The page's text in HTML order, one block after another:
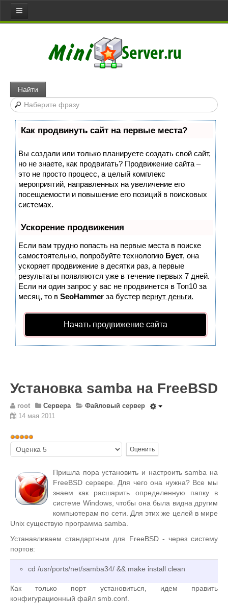
Найти
Как продвинуть сайт на первые места?
Вы создали или только планируете создать свой сайт,
но не знаете, как продвигать? Продвижение сайта –
это не просто процесс, а целый комплекс
мероприятий, направленных на увеличение его
посещаемости и повышение его позиций в поисковых
системах.
Ускорение продвижения
Если вам трудно попасть на первые места в поиске
самостоятельно, попробуйте технологию Буст, она
ускоряет продвижение в десятки раз, а первые
результаты появляются уже в течение первых 7 дней.
Если ни один запрос у вас не продвинется в Топ10 за
месяц, то в SeoHammer за бустер вернут деньги.
Начать продвижение сайта
Web server
Игровой сервер
Медиа сервер
Файловый сервер
Сервер доступа
Коммуникативный сервер
Примеры серверов
Сайты
Joomla
Wordpress
HTML 5
Общее
FAQ
Программы
Оборудование
Операционные системы
Из жизни mini Server
В интернете
Разное
Контакты
Поиск по сайту
Установка samba на FreeBSD
root Сервера
Файловый сервер
14 мая 2011
Рейтинг:
5/5
Пожалуйста,
оцените
Пришла пора установить и настроить samba на
FreeBSD сервере. Для чего она нужна? Все мы
знаем как расшарить определенную папку в
системе Windows, чтобы она была видна другим
компьютерам по сети. Для этих же целей в мире
Unix существую программа samba.
Устанавливаем стандартным для FreeBSD - через систему
портов:
cd /usr/ports/net/samba34/ && make install clean
Как только порт установиться, идем править
конфигурационный файл smb.conf.